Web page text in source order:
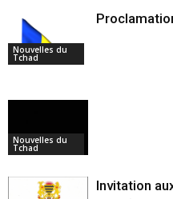
Nouvelles du
Tchad
Nouvelles du
Tchad
Invitation